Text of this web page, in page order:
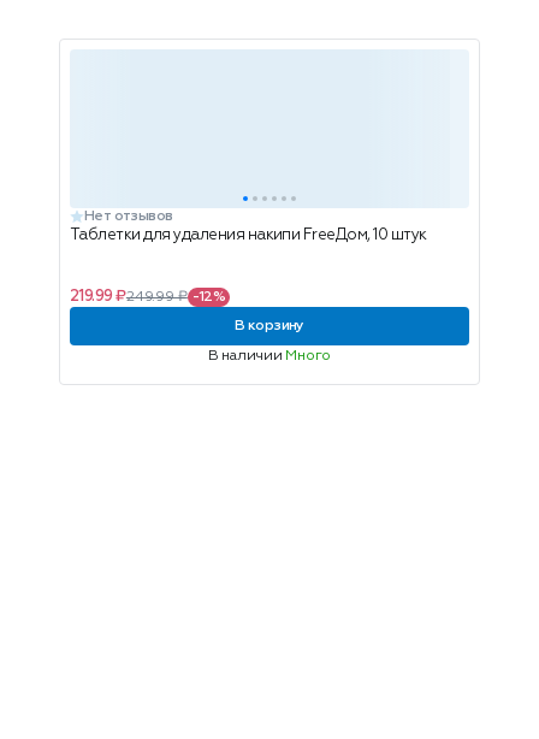
Нет отзывов
Таблетки для удаления накипи FreeДом, 10 штук
219.99 ₽249.99 ₽ -12%
В корзину
В наличии Много